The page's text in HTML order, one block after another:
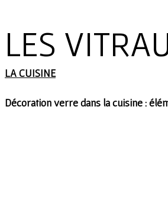
LES
LA CUISINE
Décoration verre dans la cuisine :